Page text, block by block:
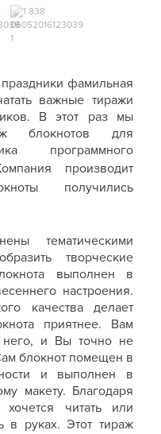
фамильная
важные тиражи
В этот раз мы
блокнотов для
программного
производит
получились
тематическими
творческие
выполнен в
настроения.
качества делает
приятнее. Вам
него, и Вы точно не
блокнот помещен в
и выполнен в
макету. Благодаря
читать или
в руках. Этот тираж